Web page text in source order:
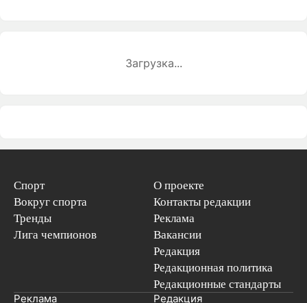
Загрузка...
Спорт
Вокруг спорта
Тренды
Лига чемпионов
О проекте
Контакты редакции
Реклама
Вакансии
Редакция
Редакционная политика
Редакционные стандарты
Реклама Редакция